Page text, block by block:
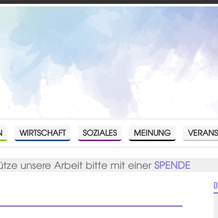
WIRTSCHAFT SOZIALES MEINUNG
unsere Arbeit bitte mit einerSPENDE